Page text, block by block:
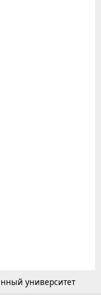
университет